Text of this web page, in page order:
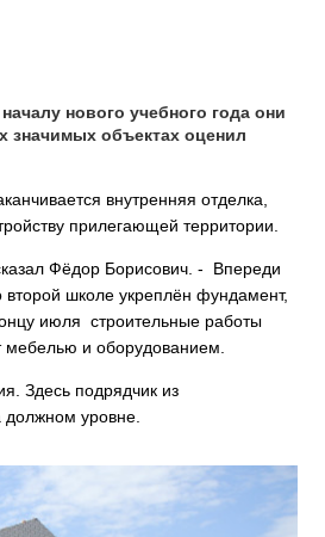
нового учебного года они
значимых объектах оценил
внутренняя отделка,
прилегающей территории.
Фёдор Борисович. - Впереди
второй школе укреплён фундамент,
июля строительные работы
мебелью и оборудованием.
Здесь подрядчик из
должном уровне.